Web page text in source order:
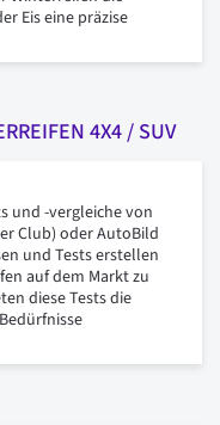
Eis eine präzise
4X4 / SUV
und -vergleiche von
Club) oder AutoBild
und Tests erstellen
auf dem Markt zu
diese Tests die